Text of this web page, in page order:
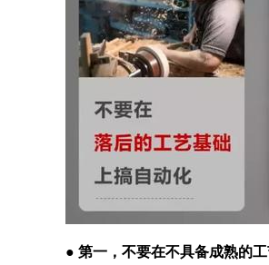
● 第一，不要在不具备成熟的